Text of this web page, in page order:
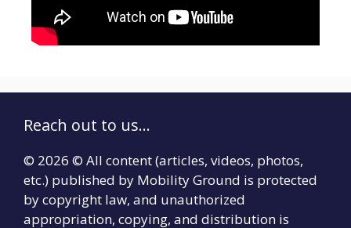
Reach out to us...
© 2026 © All content (articles, videos, photos,
etc.) published by Mobility Ground is protected
by copyright law, and unauthorized
appropriation, copying, and distribution is